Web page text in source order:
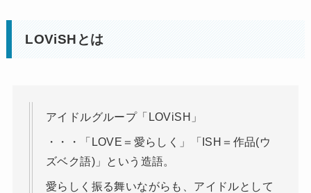
LOViSH とは
アイドルグループ「LOViSH」
・・・「LOVE＝愛らしく」「ISH＝作品(ウ
ズベク語)」という造語。
愛らしく振る舞いながらも、アイドルとして